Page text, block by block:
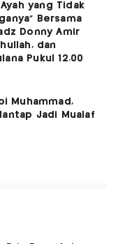
yang Tidak
Bersama
Donny Amir
dan
Pukul 12.00
Muhammad,
Jadi Mualaf